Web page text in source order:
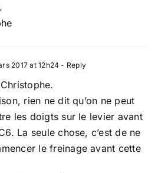
2017 at 12h24 - Reply
rien ne dit qu’on ne peut
les doigts sur le levier avant
La seule chose, c’est de ne
le freinage avant cette